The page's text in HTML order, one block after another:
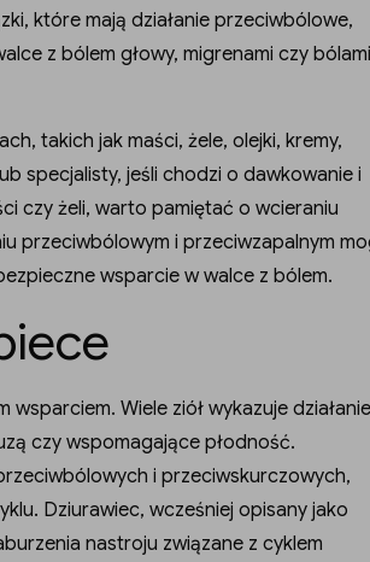
które mają działanie przeciwbólowe,
z bólem głowy, migrenami czy bólami
takich jak maści, żele, olejki, kremy,
specjalisty, jeśli chodzi o dawkowanie i
czy żeli, warto pamiętać o wcieraniu
przeciwbólowym i przeciwzapalnym
wsparcie w walce z bólem.
Wiele ziół wykazuje działanie
czy wspomagające płodność.
i przeciwskurczowych,
Dziurawiec, wcześniej opisany jako
nastroju związane z cyklem